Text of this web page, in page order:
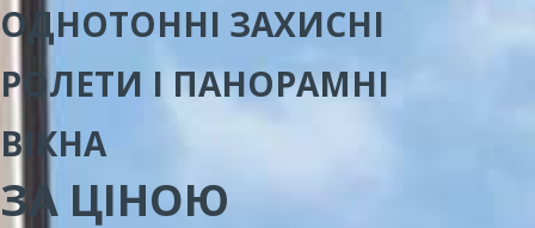
ОДНОТОННІ ЗАХИСНІ
РОЛЕТИ І ПАНОРАМНІ
ВІКНА
ЗА ЦІНОЮ